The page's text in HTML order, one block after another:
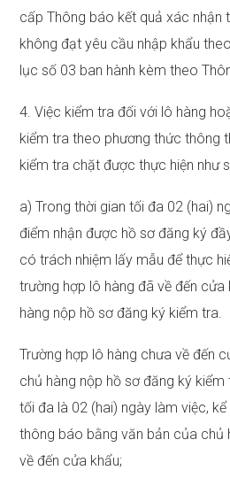
cấp Thông báo kết quả xác nhận
không đạt yêu cầu nhập khẩu
lục số 03 ban hành kèm theo
4. Việc kiểm tra đối với lô hàng
kiểm tra theo phương thức thông
kiểm tra chặt được thực hiện như
a) Trong thời gian tối đa 02 (hai)
điểm nhận được hồ sơ đăng ký
có trách nhiệm lấy mẫu để thực
trường hợp lô hàng đã về đến cửa
hàng nộp hồ sơ đăng ký kiểm tra.
Trường hợp lô hàng chưa về đến
chủ hàng nộp hồ sơ đăng ký
tối đa là 02 (hai) ngày làm việc,
thông báo bằng văn bản của chủ
về đến cửa khẩu;